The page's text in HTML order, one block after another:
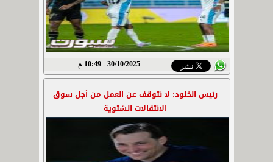
30/10/2025 - 10:49 م
رئيس الخلود: لا نتوقف عن العمل من أجل سوق
الانتقالات الشتوية